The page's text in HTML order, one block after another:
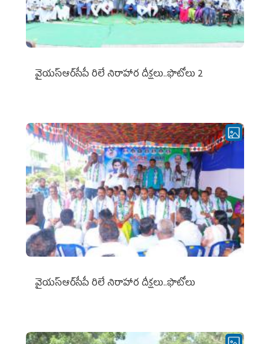
వైయ‌స్ఆర్‌సీపీ రిలే నిరాహార దీక్షలు..ఫొటోలు 2
వైయ‌స్ఆర్‌సీపీ రిలే నిరాహార దీక్షలు..ఫొటోలు